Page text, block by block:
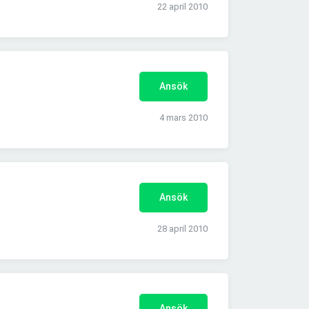
22 april 2010
Ansök
4 mars 2010
Ansök
28 april 2010